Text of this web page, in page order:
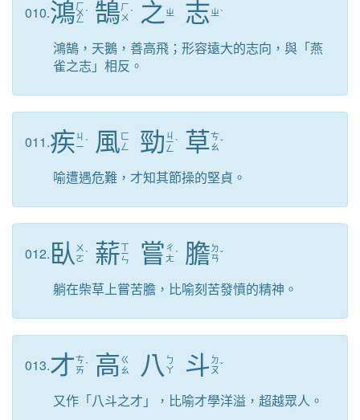
010.鴻ㄏ
ㄨ
ㄥ
ˊ 鵠ㄏ
ㄨ ˊ 之 ㄓ 志ㄓˋ
鴻鵠，天鵝，善高飛；形容遠大的志向，與「燕
雀之志」相反。
011.疾 ㄐ
ㄧ ˊ 風 ㄈ
ㄥ
勁 ㄐ
ㄧ
ㄥ
ˋ 草ㄘ
ㄠˇ
喻遭遇危難，才知其節操的堅貞。
012. 臥 ㄨ
ㄛˋ 薪ㄒ
ㄧ
ㄣ 嘗 ㄔ
ㄤ ˊ 膽 ㄉ
ㄢˇ
躺在柴草上嘗苦膽，比喻刻苦發憤的精神。
013.才ㄘ
ㄞ ˊ 高 ㄍ
ㄠ
八 ㄅ
ㄚ
斗 ㄉ
ㄡˇ
又作「八斗之才」，比喻才學洋溢，超越眾人。